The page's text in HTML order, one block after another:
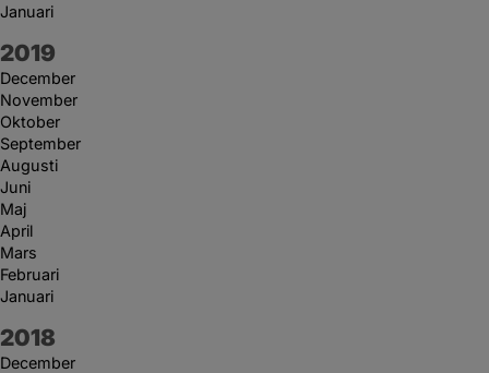
Januari
År:
2019
December
November
Oktober
September
Augusti
Juni
Maj
April
Mars
Februari
Januari
År:
2018
December